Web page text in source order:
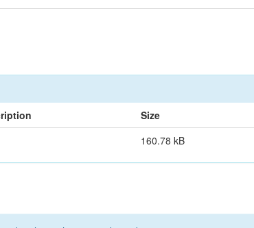
Size
160.78 kB